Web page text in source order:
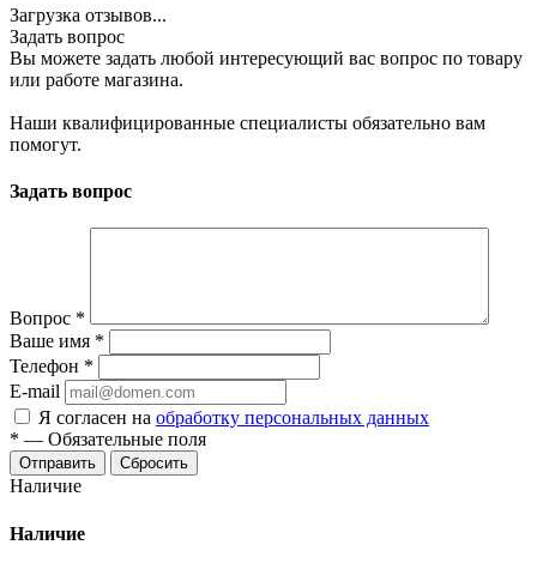
Загрузка отзывов...
Задать вопрос
Вы можете задать любой интересующий вас вопрос по товару
или работе магазина.
Наши квалифицированные специалисты обязательно вам
помогут.
Задать вопрос
Вопрос *
Ваше имя *
Телефон *
E-mail
Я согласен на обработку персональных данных
* — Обязательные поля
Отправить Сбросить
Наличие
Наличие